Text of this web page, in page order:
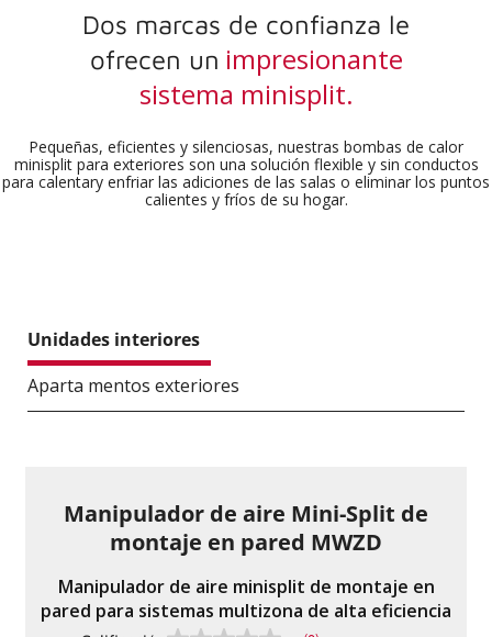
Dos marcas de confianza le
ofrecen un impresionante
sistema minisplit.
Pequeñas, eficientes y silenciosas, nuestras bombas de calor
minisplit para exteriores son una solución flexible y sin conductos
para calentary enfriar las adiciones de las salas o eliminar los puntos
calientes y fríos de su hogar.
Unidades interiores
Aparta mentos exteriores
Manipulador de aire Mini-Split de
montaje en pared MWZD
Manipulador de aire minisplit de montaje en
pared para sistemas multizona de alta eficiencia